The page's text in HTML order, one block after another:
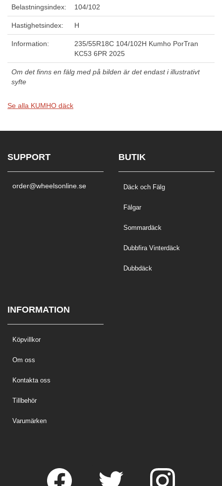
Belastningsindex: 104/102
Hastighetsindex: H
Information:
235/55R18C 104/102H Kumho PorTran
KC53 6PR 2025
Om det finns en fälg med på bilden är det endast i illustrativt
syfte
Se alla KUMHO däck
SUPPORT
order@wheelsonline.se
BUTIK
Däck och Fälg
Fälgar
Sommardäck
Dubbfira Vinterdäck
Dubbdäck
INFORMATION
Köpvillkor
Om oss
Kontakta oss
Tillbehör
Varumärken